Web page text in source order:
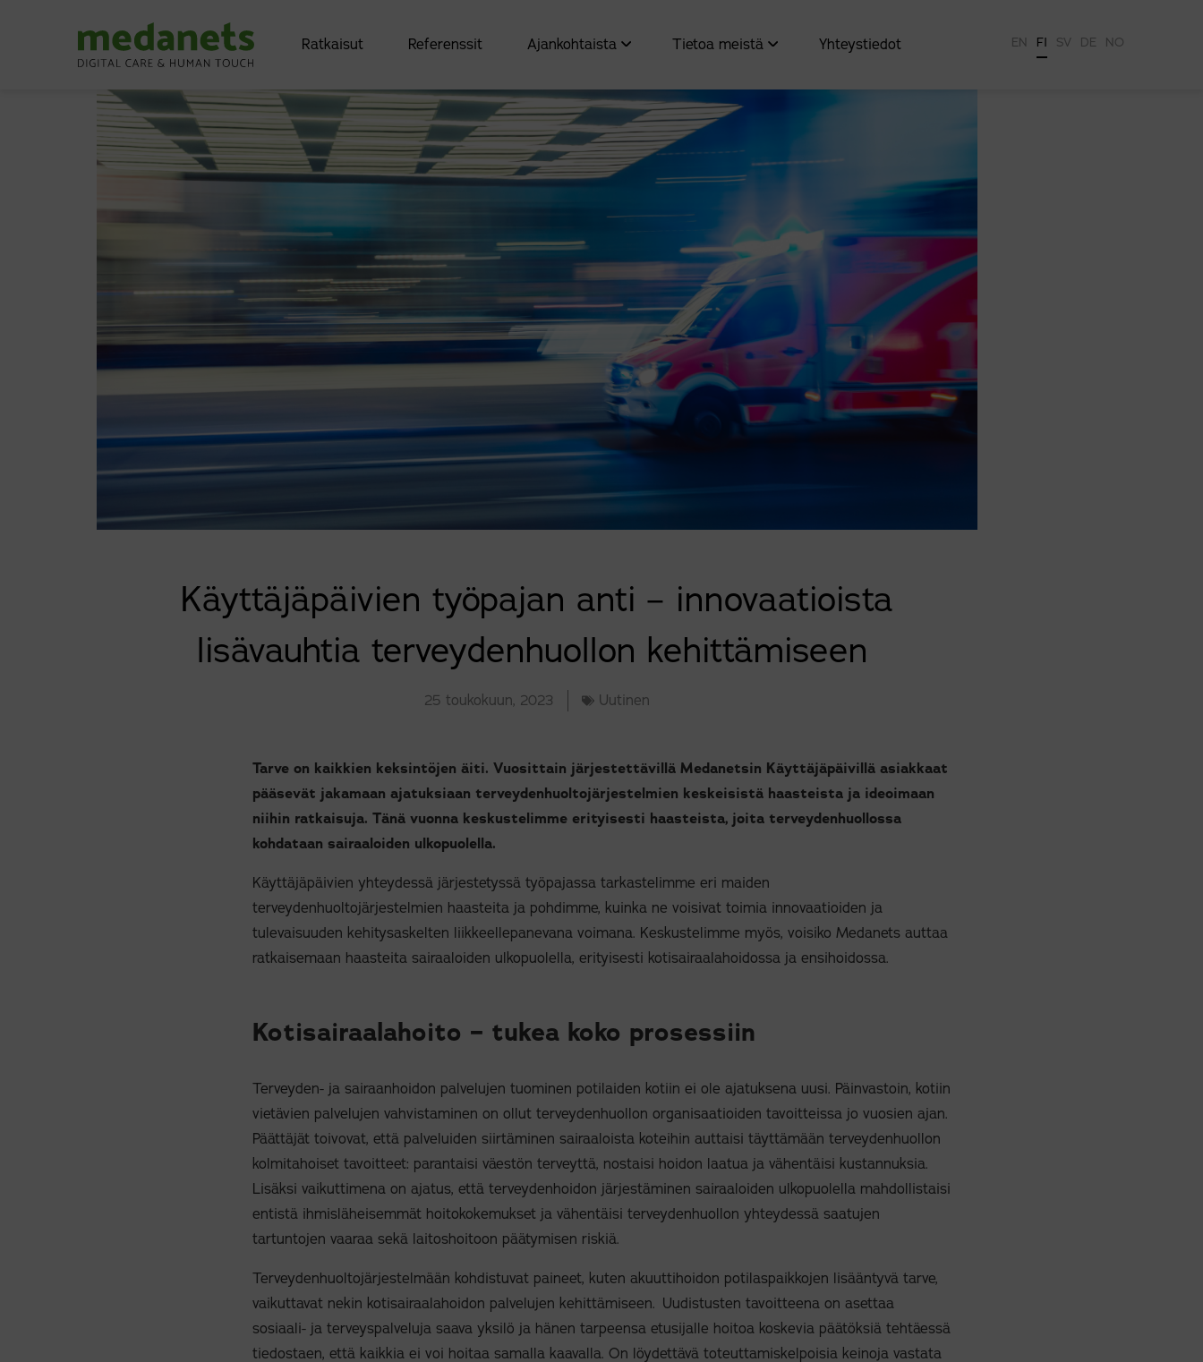
Ratkaisut Referenssit Ajankohtaista Tietoa meistä Yhteystiedot EN FI SV DE NO
Käyttäjäpäivien työpajan anti – innovaatioista
lisävauhtia terveydenhuollon kehittämiseen
25 toukokuun, 2023 Uutinen
Tarve on kaikkien keksintöjen äiti. Vuosittain järjestettävillä Medanetsin Käyttäjäpäivillä asiakkaat
pääsevät jakamaan ajatuksiaan terveydenhuoltojärjestelmien keskeisistä haasteista ja ideoimaan
niihin ratkaisuja. Tänä vuonna keskustelimme erityisesti haasteista, joita terveydenhuollossa
kohdataan sairaaloiden ulkopuolella.
Käyttäjäpäivien yhteydessä järjestetyssä työpajassa tarkastelimme eri maiden
terveydenhuoltojärjestelmien haasteita ja pohdimme, kuinka ne voisivat toimia innovaatioiden ja
tulevaisuuden kehitysaskelten liikkeellepanevana voimana. Keskustelimme myös, voisiko Medanets auttaa
ratkaisemaan haasteita sairaaloiden ulkopuolella, erityisesti kotisairaalahoidossa ja ensihoidossa.
Kotisairaalahoito – tukea koko prosessiin
Terveyden- ja sairaanhoidon palvelujen tuominen potilaiden kotiin ei ole ajatuksena uusi. Päinvastoin, kotiin
vietävien palvelujen vahvistaminen on ollut terveydenhuollon organisaatioiden tavoitteissa jo vuosien ajan.
Päättäjät toivovat, että palveluiden siirtäminen sairaaloista koteihin auttaisi täyttämään terveydenhuollon
kolmitahoiset tavoitteet: parantaisi väestön terveyttä, nostaisi hoidon laatua ja vähentäisi kustannuksia.
Lisäksi vaikuttimena on ajatus, että terveydenhoidon järjestäminen sairaaloiden ulkopuolella mahdollistaisi
entistä ihmisläheisemmät hoitokokemukset ja vähentäisi terveydenhuollon yhteydessä saatujen
tartuntojen vaaraa sekä laitoshoitoon päätymisen riskiä.
Terveydenhuoltojärjestelmään kohdistuvat paineet, kuten akuuttihoidon potilaspaikkojen lisääntyvä tarve,
vaikuttavat nekin kotisairaalahoidon palvelujen kehittämiseen. Uudistusten tavoitteena on asettaa
sosiaali- ja terveyspalveluja saava yksilö ja hänen tarpeensa etusijalle hoitoa koskevia päätöksiä tehtäessä
tiedostaen, että kaikkia ei voi hoitaa samalla kaavalla. On löydettävä toteuttamiskelpoisia keinoja vastata